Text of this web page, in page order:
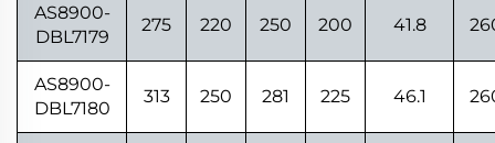
AS8900-
DBL7179
275 220 250 200 41.8
AS8900-
DBL7180
313 250 281 225 46.1